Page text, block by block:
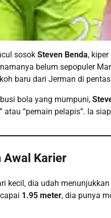
sosok Steven Benda,
belum sepopuler
baru dari Jerman di
bola yang mumpuni,
“pemain pelapis”. Ia
Awal Karier
kecil, dia udah
1.95 meter, dia punya